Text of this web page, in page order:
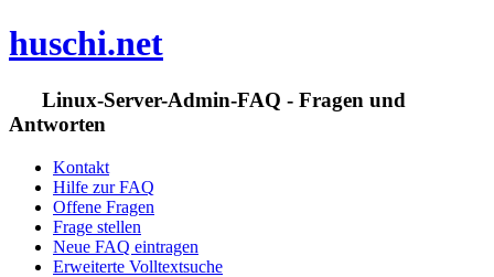
huschi.net
Linux-Server-Admin-FAQ - Fragen und
Antworten
Kontakt
Hilfe zur FAQ
Offene Fragen
Frage stellen
Neue FAQ eintragen
Erweiterte Volltextsuche